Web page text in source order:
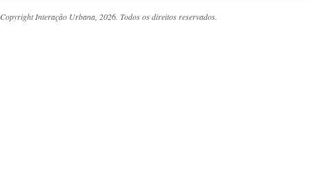
Copyright Interação Urbana, 2026. Todos os direitos reservados.